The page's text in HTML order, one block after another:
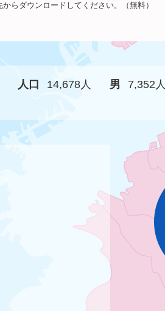
らダウンロードしてください。（無料）
人口 14,678人 男 7,352人